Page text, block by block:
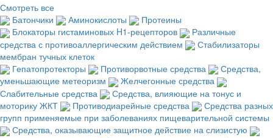
Смотреть все
Батончики
Аминокислоты
Протеины
Блокаторы гистаминовых H1-рецепторов
Различные
средства с противоаллергическим действием
Стабилизаторы
мембран тучных клеток
Гепатопротекторы
Противорвотные средства
Средства,
уменьшающие метеоризм
Желчегонные средства
Слабительные средства
Средства, влияющие на тонус и
моторику ЖКТ
Противодиарейные средства
Средства разных
групп применяемые при заболеваниях пищеварительной системы
Средства, оказывающие защитное действие на слизистую